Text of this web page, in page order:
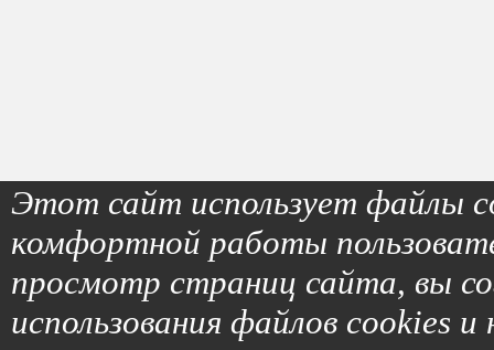
Этот сайт использует файлы
комфортной работы
просмотр страниц сайта, вы
использования файлов cookies